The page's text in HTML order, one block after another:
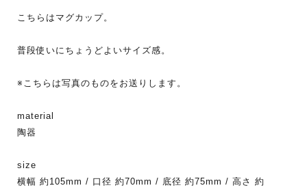
こちらはマグカップ。
普段使いにちょうどよいサイズ感。
※こちらは写真のものをお送りします。
material
陶器
size
横幅 約105mm / 口径 約70mm / 底径 約75mm / 高さ 約